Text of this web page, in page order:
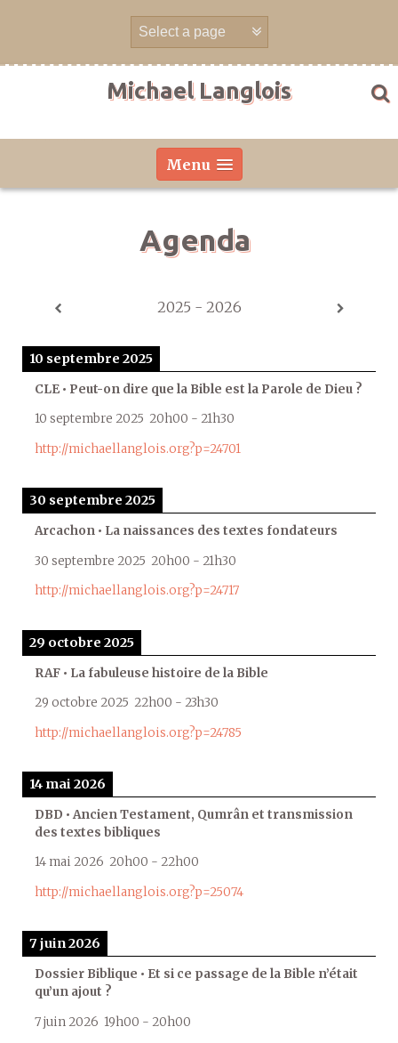
Michael Langlois
Menu
Agenda
2025 - 2026
10 septembre 2025
CLE • Peut-on dire que la Bible est la Parole de Dieu ?
10 septembre 2025 20h00 - 21h30
http://michaellanglois.org?p=24701
30 septembre 2025
Arcachon • La naissances des textes fondateurs
30 septembre 2025 20h00 - 21h30
http://michaellanglois.org?p=24717
29 octobre 2025
RAF • La fabuleuse histoire de la Bible
29 octobre 2025 22h00 - 23h30
http://michaellanglois.org?p=24785
14 mai 2026
DBD • Ancien Testament, Qumrân et transmission
des textes bibliques
14 mai 2026 20h00 - 22h00
http://michaellanglois.org?p=25074
7 juin 2026
Dossier Biblique • Et si ce passage de la Bible n’était
qu’un ajout ?
7 juin 2026 19h00 - 20h00